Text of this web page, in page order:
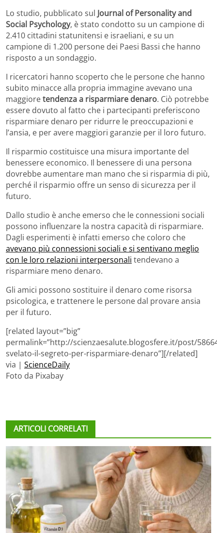
Lo studio, pubblicato sul Journal of Personality and
Social Psychology, è stato condotto su un campione di
2.410 cittadini statunitensi e israeliani, e su un
campione di 1.200 persone dei Paesi Bassi che hanno
risposto a un sondaggio.
I ricercatori hanno scoperto che le persone che hanno
subito minacce alla propria immagine avevano una
maggioretendenza a risparmiare denaro. Ciò potrebbe
essere dovuto al fatto che i partecipanti preferiscono
risparmiare denaro per ridurre le preoccupazioni e
l’ansia, e per avere maggiori garanzie per il loro futuro.
Il risparmio costituisce una misura importante del
benessere economico. Il benessere di una persona
dovrebbe aumentare man mano che si risparmia di più,
perché il risparmio offre un senso di sicurezza per il
futuro.
Dallo studio è anche emerso che le connessioni sociali
possono influenzare la nostra capacità di risparmiare.
Dagli esperimenti è infatti emerso che coloro che
avevano più connessioni sociali e si sentivano meglio
con le loro relazioni interpersonali tendevano a
risparmiare meno denaro.
Gli amici possono sostituire il denaro come risorsa
psicologica, e trattenere le persone dal provare ansia
per il futuro.
[related layout=”big”
permalink=”http://scienzaesalute.blogosfere.it/post/
svelato-il-segreto-per-risparmiare-denaro”][/related]
via | ScienceDaily
Foto da Pixabay
ARTICOLI CORRELATI